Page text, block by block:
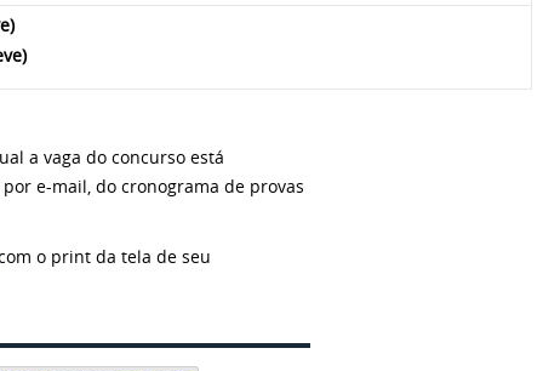
a vaga do concurso está
e-mail, do cronograma de provas
o print da tela de seu